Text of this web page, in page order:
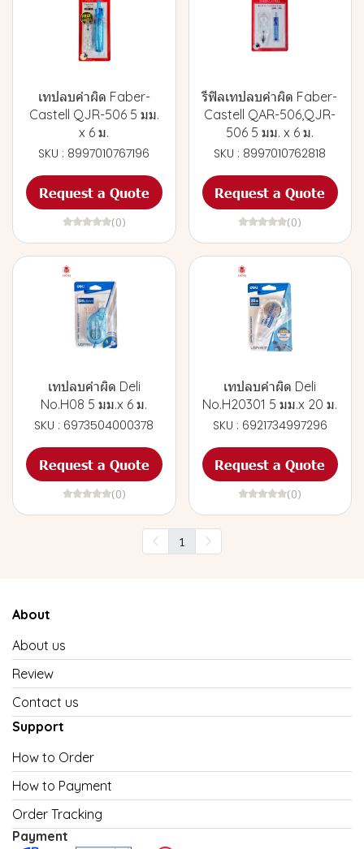
เทปลบคำผิด Faber-
Castell QJR-506 5 มม.
x 6 ม.
SKU : 8997010767196
Request a Quote
(0)
รีฟิลเทปลบคำผิด Faber-
Castell QAR-506,QJR-
506 5 มม. x 6 ม.
SKU : 8997010762818
Request a Quote
(0)
เทปลบคำผิด Deli
No.H08 5 มม.x 6 ม.
SKU : 6973504000378
Request a Quote
(0)
เทปลบคำผิด Deli
No.H20301 5 มม.x 20 ม.
SKU : 6921734997296
Request a Quote
(0)
1
About
About us
Review
Contact us
Support
How to Order
How to Payment
Order Tracking
Payment